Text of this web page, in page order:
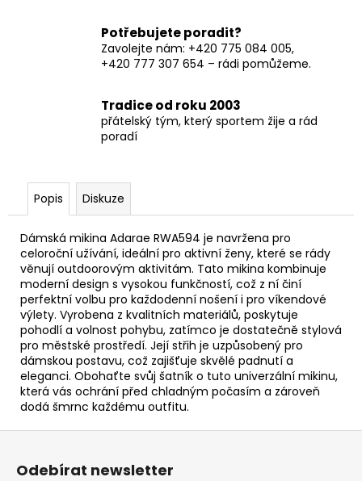
Potřebujete poradit?
Zavolejte nám: +420 775 084 005,
+420 777 307 654 – rádi pomůžeme.
Tradice od roku 2003
přátelský tým, který sportem žije a rád
poradí
Popis Diskuze
Dámská mikina Adarae RWA594 je navržena pro
celoroční užívání, ideální pro aktivní ženy, které se rády
věnují outdoorovým aktivitám. Tato mikina kombinuje
moderní design s vysokou funkčností, což z ní činí
perfektní volbu pro každodenní nošení i pro víkendové
výlety. Vyrobena z kvalitních materiálů, poskytuje
pohodlí a volnost pohybu, zatímco je dostatečně stylová
pro městské prostředí. Její střih je uzpůsobený pro
dámskou postavu, což zajišťuje skvělé padnutí a
eleganci. Obohaťte svůj šatník o tuto univerzální mikinu,
která vás ochrání před chladným počasím a zároveň
dodá šmrnc každému outfitu.
Z
Odebírat newsletter